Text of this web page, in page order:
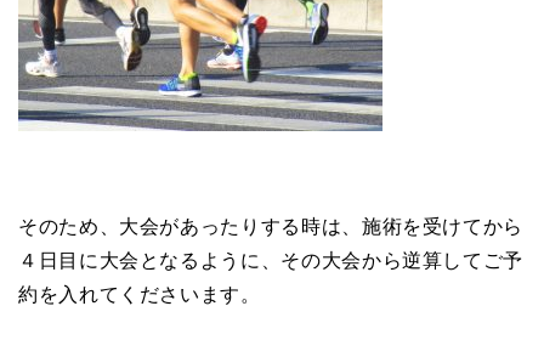
そのため、大会があったりする時は、施術を受けてから
４日目に大会となるように、その大会から逆算してご予
約を入れてくださいます。